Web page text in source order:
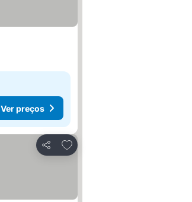
Ver preços
Partilhar
Adicionar aos favoritos